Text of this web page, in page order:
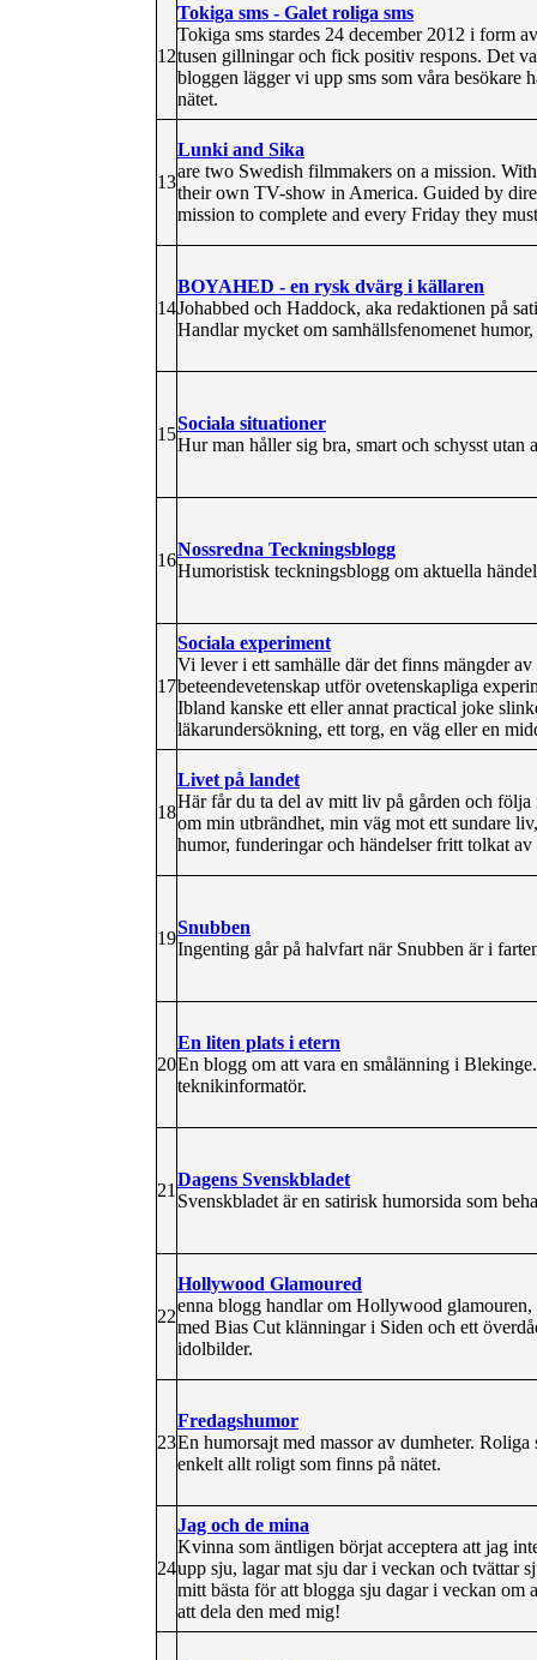
12
Tokiga sms - Galet roliga sms
Tokiga sms stardes 24 december 2012 i form
tusen gillningar och fick positiv respons. Det
bloggen lägger vi upp sms som våra besökare
nätet.
13
Lunki and Sika
are two Swedish filmmakers on a mission.
their own TV-show in America. Guided by
mission to complete and every Friday they
14
BOYAHED - en rysk dvärg i källaren
Johabbed och Haddock, aka redaktionen på
Handlar mycket om samhällsfenomenet
15
Sociala situationer
Hur man håller sig bra, smart och schysst utan
16
Nossredna Teckningsblogg
Humoristisk teckningsblogg om aktuella
17
Sociala experiment
Vi lever i ett samhälle där det finns mängder
beteendevetenskap utför ovetenskapliga
Ibland kanske ett eller annat practical joke
läkarundersökning, ett torg, en väg eller en
18
Livet på landet
Här får du ta del av mitt liv på gården och
om min utbrändhet, min väg mot ett sundare
humor, funderingar och händelser fritt tolkat
19
Snubben
Ingenting går på halvfart när Snubben är i
20
En liten plats i etern
En blogg om att vara en smålänning i
teknikinformatör.
21
Dagens Svenskbladet
Svenskbladet är en satirisk humorsida som
22
Hollywood Glamoured
enna blogg handlar om Hollywood
med Bias Cut klänningar i Siden och ett
idolbilder.
23
Fredagshumor
En humorsajt med massor av dumheter.
enkelt allt roligt som finns på nätet.
24
Jag och de mina
Kvinna som äntligen börjat acceptera att jag
upp sju, lagar mat sju dar i veckan och tvättar
mitt bästa för att blogga sju dagar i veckan
att dela den med mig!